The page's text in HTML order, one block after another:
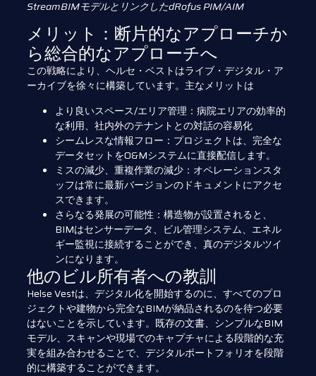
StreamBIMモデルとリンクしたdRofus PIM/AIM
メリット：断片的なアプローチか
ら総合的なアプローチへ
この戦略により、ヘルセ・ベストはライブ・デジタル・ア
ーカイブを徐々に構築しています。主なメリットは
より良いスペース/エリア管理：病院エリアの効率的
な利用、社内外のテナントとの対話の容易化
シームレスな情報フロー：プロジェクトは、完全な
データセットをO&Mシステムに直接配信します。
ミスの減少、重複作業の減少：オペレーションスタ
ッフは常に最新バージョンのドキュメントにアクセ
スできます。
さらなる発展の可能性：構造物が設置されると、
BIMはセンサーデータ、ビル管理システム、エネル
ギー監視に接続することができ、真のデジタルツイ
ンになります。
他のビル所有者への教訓
Helse Vestは、デジタル化を開始するのに、すべてのプロ
ジェクトや建物から完全なBIMが納品されるのを待つ必要
はないことを示しています。既存の文書、シンプルなBIM
モデル、スキャンや現場でのキャプチャによる段階的な充
実を組み合わせることで、デジタルポートフォリオを段階
的に構築することができます。